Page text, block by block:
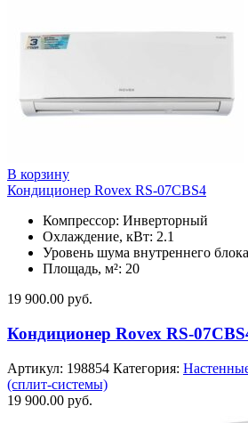
В корзину
Кондиционер Rovex RS-07CBS4
Компрессор: Инверторный
Охлаждение, кВт: 2.1
Уровень шума внутреннего
Площадь, м²: 20
19 900.00 руб.
Кондиционер Rovex RS-
Артикул: 198854 Категория:
(сплит-системы)
19 900.00 руб.